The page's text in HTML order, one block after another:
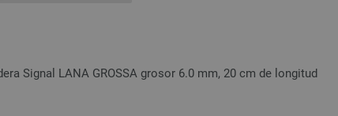
Signal LANA GROSSA grosor 6.0 mm, 20 cm de longitud